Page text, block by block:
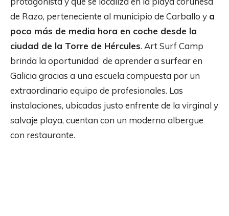
de Razo, perteneciente al municipio de Carballo y a
poco más de media hora en coche desde la
ciudad de la Torre de Hércules. Art Surf Camp
brinda la oportunidad de aprender a surfear en
Galicia gracias a una escuela compuesta por un
extraordinario equipo de profesionales. Las
instalaciones, ubicadas justo enfrente de la virginal y
salvaje playa, cuentan con un moderno albergue
con restaurante.